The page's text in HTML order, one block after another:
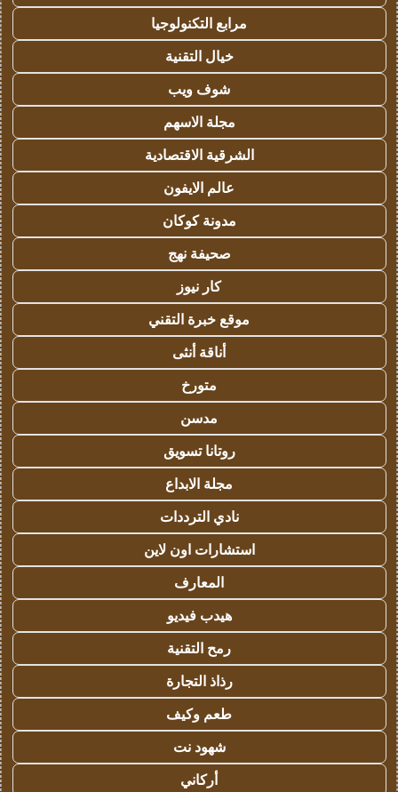
مرابع التكنولوجيا
خيال التقنية
شوف ويب
مجلة الاسهم
الشرقية الاقتصادية
عالم الايفون
مدونة كوكان
صحيفة نهج
كار نيوز
موقع خبرة التقني
أناقة أنثى
متورخ
مدسن
روتانا تسويق
مجلة الابداع
نادي الترددات
استشارات اون لاين
المعارف
هيدب فيديو
رمح التقنية
رذاذ التجارة
طعم وكيف
شهود نت
أركاني